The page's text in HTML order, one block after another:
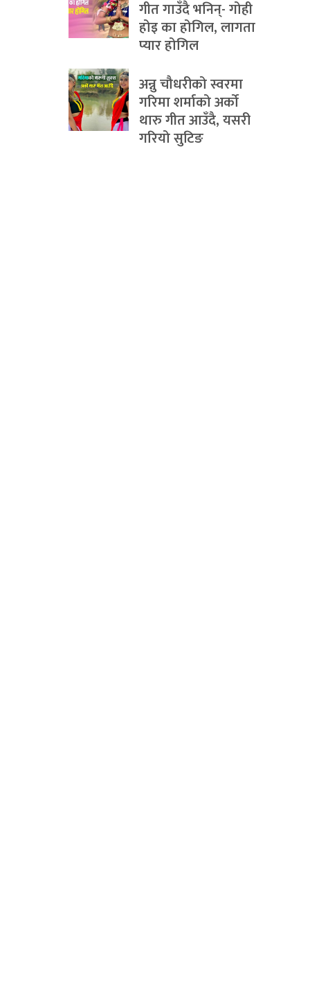
गीत गाउँदै भनिन्- गोही
होइ का होगिल, लागता
प्यार होगिल
अन्नु चौधरीको स्वरमा
गरिमा शर्माको अर्को
थारु गीत आउँदै, यसरी
गरियो सुटिङ